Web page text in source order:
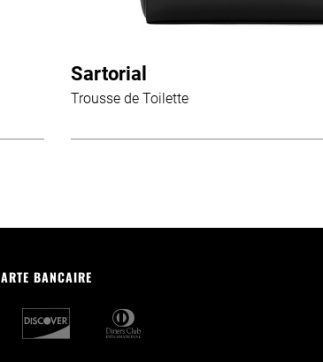
Sartorial
Trousse de Toilette
BANCAIRE